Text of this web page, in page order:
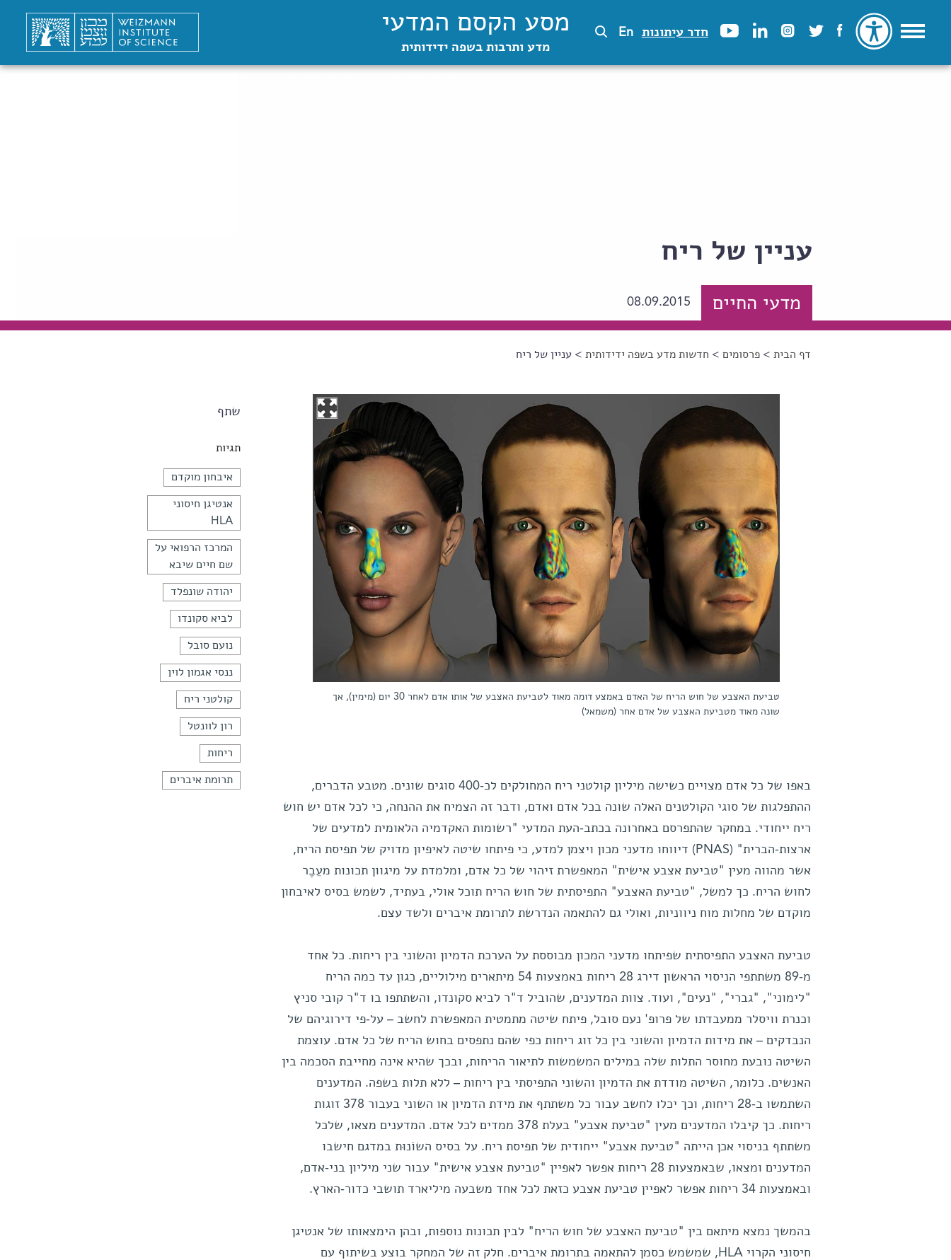
חדר עיתונות En מסע הקסם המדעי
מדע ותרבות בשפה ידידותית
עניין של ריח
מדעי החיים 08.09.2015
הינך נמצא כאן
דף הבית >פרסומים > חדשות מדע בשפה ידידותית > עניין של ריח
שתף
תגיות
איבחון מוקדם
אנטיגן חיסוני
HLA
המרכז הרפואי על
שם חיים שיבא
יהודה שונפלד
לביא סקונדו
נועם סובל
ננסי אגמון לוין
קולטני ריח
רון לוונטל
ריחות
תרומת איברים
טביעת האצבע של חוש הריח של האדם באמצע דומה מאוד לטביעת האצבע של אותו אדם לאחר 30 יום (מימין), אך
שונה מאוד מטביעת האצבע של אדם אחר (משמאל)
באפו של כל אדם מצויים כשישה מיליון קולטני ריח המחולקים לכ-400 סוגים שונים. מטבע הדברים,
ההתפלגות של סוגי הקולטנים האלה שונה בכל אדם ואדם, ודבר זה הצמיח את ההנחה, כי לכל אדם יש חוש
ריח ייחודי. במחקר שהתפרסם באחרונה בכתב-העת המדעי "רשומות האקדמיה הלאומית למדעים של
ארצות-הברית" (PNAS) דיווחו מדעני מכון ויצמן למדע, כי פיתחו שיטה לאיפיון מדויק של תפיסת הריח,
אשר מהווה מעין "טביעת אצבע אישית" המאפשרת זיהוי של כל אדם, ומלמדת על מיגוון תכונות מעֵבֶר
לחוש הריח. כך למשל, "טביעת האצבע" התפיסתית של חוש הריח תוכל אולי, בעתיד, לשמש בסיס לאיבחון
מוקדם של מחלות מוח ניווניות, ואולי גם להתאמה הנדרשת לתרומת איברים ולשד עצם.
טביעת האצבע התפיסתית שפיתחו מדעני המכון מבוססת על הערכת הדמיון והשוני בין ריחות. כל אחד
מ-89 משתתפי הניסוי הראשון דירג 28 ריחות באמצעות 54 מיתארים מילוליים, כגון עד כמה הריח
"לימוני", "גברי", "נעים", ועוד. צוות המדענים, שהוביל ד"ר לביא סקונדו, והשתתפו בו ד"ר קובי סניץ
וכנרת וויסלר ממעבדתו של פרופ' נעם סובל, פיתח שיטה מתמטית המאפשרת לחשב – על-פי דירוגיהם של
הנבדקים – את מידות הדמיון והשוני בין כל זוג ריחות כפי שהם נתפסים בחוש הריח של כל אדם. עוצמת
השיטה נובעת מחוסר התלות שלה במילים המשמשות לתיאור הריחות, ובכך שהיא אינה מחייבת הסכמה בין
האנשים. כלומר, השיטה מודדת את הדמיון והשוני התפיסתי בין ריחות – ללא תלות בשפה. המדענים
השתמשו ב-28 ריחות, וכך יכלו לחשב עבור כל משתתף את מידת הדמיון או השוני בעבור 378 זוגות
ריחות. כך קיבלו המדענים מעין "טביעת אצבע" בעלת 378 ממדים לכל אדם. המדענים מצאו, שלכל
משתתף בניסוי אכן הייתה "טביעת אצבע" ייחודית של תפיסת ריח. על בסיס השוֹנוּת במדגם חישבו
המדענים ומצאו, שבאמצעות 28 ריחות אפשר לאפיין "טביעת אצבע אישית" עבור שני מיליון בני-אדם,
ובאמצעות 34 ריחות אפשר לאפיין טביעת אצבע כזאת לכל אחד משבעה מיליארד תושבי כדור-הארץ.
בהמשך נמצא מיתאם בין "טביעת האצבע של חוש הריח" לבין תכונות נוספות, ובהן הימצאותו של אנטיגן
חיסוני הקרוי HLA, שמשמש כסמן להתאמה בתרומת איברים. חלק זה של המחקר בוצע בשיתוף עם